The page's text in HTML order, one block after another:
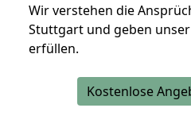
Wir verstehen die
Stuttgart und geben unser
erfüllen.
Kostenlose